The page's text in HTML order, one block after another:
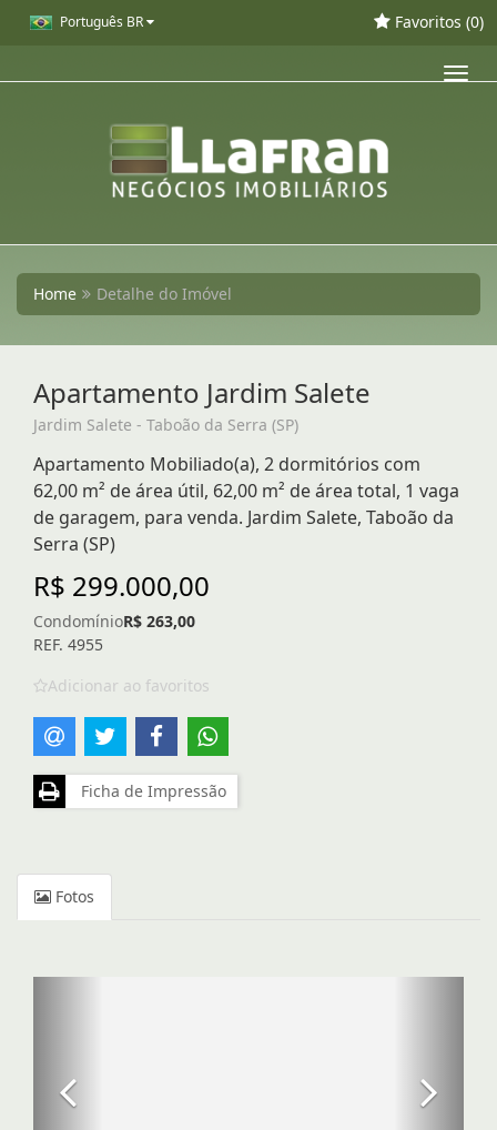
Português BR Favoritos (0)
Home Detalhe do Imóvel
Apartamento Jardim Salete
Jardim Salete - Taboão da Serra (SP)
Apartamento Mobiliado(a), 2 dormitórios com
62,00 m² de área útil, 62,00 m² de área total, 1 vaga
de garagem, para venda. Jardim Salete, Taboão da
Serra (SP)
R$ 299.000,00
CondomínioR$ 263,00
REF. 4955
Adicionar ao favoritos
Ficha de Impressão
Fotos